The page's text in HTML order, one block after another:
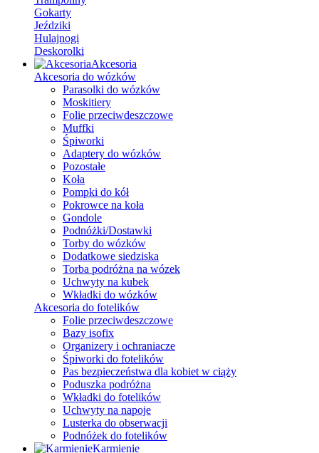
Gokarty
Jeździki
Hulajnogi
Deskorolki
Akcesoria
Akcesoria do wózków
Parasolki do wózków
Moskitiery
Folie przeciwdeszczowe
Muffki
Śpiworki
Adaptery do wózków
Pozostałe
Koła
Pompki do kół
Pokrowce na koła
Gondole
Podnóżki/Dostawki
Torby do wózków
Dodatkowe siedziska
Torba podróżna na wózek
Uchwyty na kubek
Wkładki do wózków
Akcesoria do fotelików
Folie przeciwdeszczowe
Bazy isofix
Organizery i ochraniacze
Śpiworki do fotelików
Pas bezpieczeństwa dla kobiet w ciąży
Poduszka podróżna
Wkładki do fotelików
Uchwyty na napoje
Lusterka do obserwacji
Podnóżek do fotelików
Karmienie